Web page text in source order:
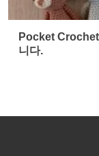
Pocket
니다.